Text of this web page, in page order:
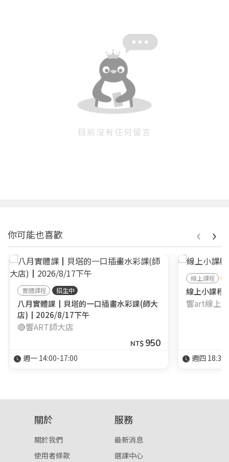
目前沒有任何留言
你可能也喜歡
實體課程 招生中
八月實體課┃貝塔的一口插畫水彩課(師大
店)┃2026/8/17下午
🔴響ART師大店
NT$ 950
週一 14:00-17:00
線上課程
線上小課
響art線上
週四
‹ ›
關於
關於我們
使用者條款
服務
最新消息
選課中心